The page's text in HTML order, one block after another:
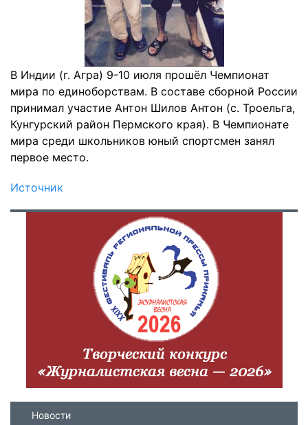
В Индии (г. Агра) 9-10 июля прошёл Чемпионат
мира по единоборствам. В составе сборной России
принимал участие Антон Шилов Антон (с. Троельга,
Кунгурский район Пермского края). В Чемпионате
мира среди школьников юный спортсмен занял
первое место.
Источник
Новости